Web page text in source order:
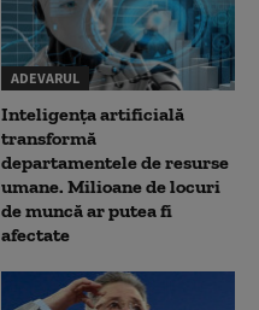
ADEVARUL
Inteligența artificială
transformă
departamentele de resurse
umane. Milioane de locuri
de muncă ar putea fi
afectate